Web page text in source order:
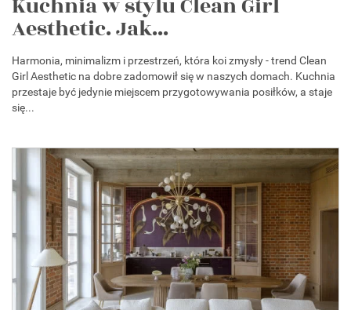
Kuchnia w stylu Clean Girl
Aesthetic. Jak...
Harmonia, minimalizm i przestrzeń, która koi zmysły - trend Clean
Girl Aesthetic na dobre zadomowił się w naszych domach. Kuchnia
przestaje być jedynie miejscem przygotowywania posiłków, a staje
się...